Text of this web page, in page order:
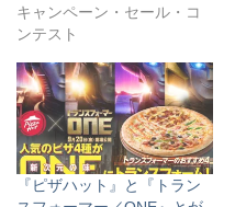
キャンペーン・セール・コ
ンテスト
『ピザハット』と『トラン